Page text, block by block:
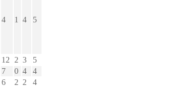
4 1 4 5
12 2 3
5
7 0 4
4
6 2 2
4